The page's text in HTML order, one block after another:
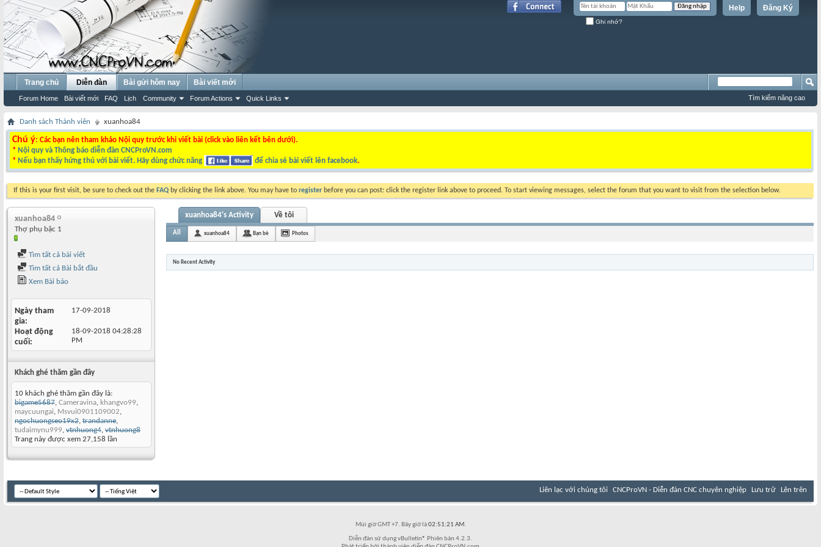
Đăng Ký
Help
Ghi nhớ?
Trang chủ Diễn đàn
Forum Home Bài viết mới FAQ Lịch Community Forum Actions Quick Links
Bài gửi hôm nay Bài viết mới
Tìm kiếm nâng cao
Danh sách Thành viên xuanhoa84
Chú ý: Các bạn nên tham khảo Nội quy trước khi viết bài (click vào liên kết bên dưới).
* Nội quy và Thông báo diễn đàn CNCProVN.com
* Nếu bạn thấy hứng thú với bài viết. Hãy dùng chức năng để chia sẻ bài viết lên facebook.
If this is your first visit, be sure to check out the FAQ by clicking the link above. You may have to register before you can post: click the register link above to proceed. To start viewing messages, select the forum that you want to visit from the selection below.
xuanhoa84
Thợ phụ bậc 1
Tìm tất cả bài viết
Tìm tất cả Bài bắt đầu
Xem Bài báo
Ngày tham
gia
17-09-2018
Hoạt động
cuối
18-09-2018 04:28:28
PM
Khách ghé thăm gần đây
10 khách ghé thăm gần đây là:
bigame5687, Cameravina, khangvo99,
maycuungai, Msvui0901109002,
ngochuongseo19x2, trandanne,
tudaimynu999, vtnhuong4, vtnhuong8
Trang này được xem 27,158 lần
xuanhoa84's Activity Về tôi
All xuanhoa84 Bạn bè Photos
No Recent Activity
Liên lạc với chúng tôi CNCProVN - Diễn đàn CNC chuyên nghiệp Lưu trữ Lên trên
Múi giờ GMT +7. Bây giờ là02:51:21 AM.
Diễn đàn sử dụng vBulletin® Phiên bản 4.2.3.